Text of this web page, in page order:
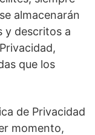
almacenarán
y descritos a
que los
de Privacidad
momento,